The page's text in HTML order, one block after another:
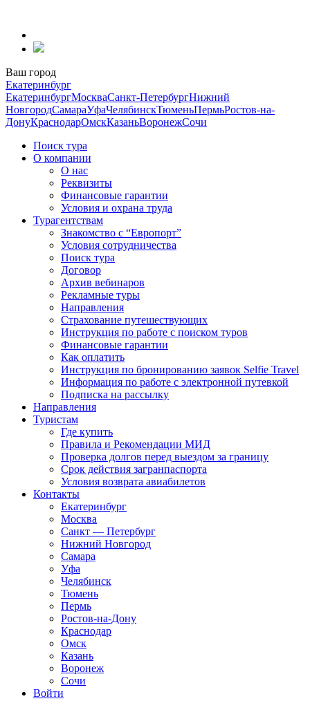
содержанию
Ваш город
Екатеринбург
ЕкатеринбургМоскваСанкт-ПетербургНижний
НовгородСамараУфаЧелябинскТюменьПермьРостов-на-
ДонуКраснодарОмскКазаньВоронежСочи
Поиск тура
О компании
О нас
Реквизиты
Финансовые гарантии
Условия и охрана труда
Турагентствам
Знакомство с “Европорт”
Условия сотрудничества
Поиск тура
Договор
Архив вебинаров
Рекламные туры
Направления
Страхование путешествующих
Инструкция по работе с поиском туров
Финансовые гарантии
Как оплатить
Инструкция по бронированию заявок Selfie Travel
Информация по работе с электронной путевкой
Подписка на рассылку
Направления
Туристам
Где купить
Правила и Рекомендации МИД
Проверка долгов перед выездом за границу
Срок действия загранпаспорта
Условия возврата авиабилетов
Контакты
Екатеринбург
Москва
Санкт — Петербург
Нижний Новгород
Самара
Уфа
Челябинск
Тюмень
Пермь
Ростов-на-Дону
Краснодар
Омск
Казань
Воронеж
Сочи
Войти